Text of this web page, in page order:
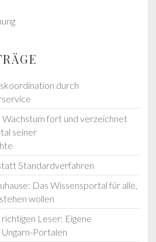
durch
fort und verzeichnet
seiner
Standardverfahren
Das Wissensportal für alle,
wollen
Leser: Eigene
Portalen